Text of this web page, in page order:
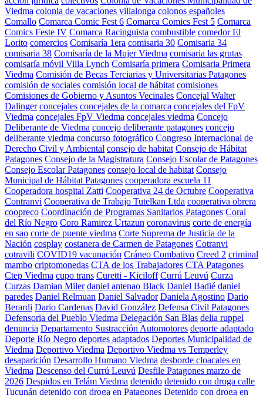
Viedma colonia de vacaciones villalonga colonos españoles
Comallo Comarca Comic Fest 6 Comarca Comics Fest 5 Comarca
Comics Feste IV Comarca Racinguista combustible comedor El
Lorito comercios Comisaría 1era comisaria 30 Comisaria 34
comisaria 38 Comisaría de la Mujer Viedma comisaria las grutas
comisaría móvil Villa Lynch Comisaría primera Comisaria Primera
Viedma Comisión de Becas Terciarias y Universitarias Patagones
comisión de sociales comisión local de hábitat comisiones
Comisiones de Gobierno y Asuntos Vecinales Concejal Walter
Dalinger concejales concejales de la comarca concejales del FpV
Viedma concejales FpV Viedma concejales viedma Concejo
Deliberante de Viedma concejo deliberante patagones concejo
deliberante viedma concurso fotográfico Congreso Internacional de
Derecho Civil y Ambiental consejo de habitat Consejo de Hábitat
Patagones Consejo de la Magistratura Consejo Escolar de Patagones
Consejo Escolar Patagones consejo local de habitat Consejo
Municipal de Hábitat Patagones cooperadora escuela 11
Cooperadora hospital Zatti Cooperativa 24 de Octubre Cooperativa
Contranvi Cooperativa de Trabajo Tutelkan Ltda cooperativa obrera
coopreco Coordinación de Programas Sanitarios Patagones Coral
del Río Negro Coro Ramirez Urtazun coronavirus corte de energía
en sao corte de puente viedma Corte Suprema de Justicia de la
Nación cosplay costanera de Carmen de Patagones Cotranvi
cotravili COVID19 vacunación Cráneo Combativo Creed 2 criminal
mambo criptomonedas CTA de los Trabajadores CTA Patagones
Ctep Viedma cupo trans Curetti - Kiciloff Currú Leuvú Curza
Curzas Damian Miler daniel antenao Black Daniel Badié daniel
paredes Daniel Relmuan Daniel Salvador Daniela Agostino Dario
Berardi Dario Cardenas David González Defensa Civil Patagones
Defensoria del Pueblo Viedma Delegación San Blas delia ruppel
denuncia Departamento Sustracción Automotores deporte adaptado
Deporte Río Negro deportes adaptados Deportes Municipalidad de
Viedma Deportivo Viedma Deportivo Viedma vs Temperley
desaparición Desarrollo Humano Viedma desborde cloacales en
Viedma Descenso del Currú Leuvú Desfile Patagones marzo de
2026 Despidos en Telám Viedma detenido detenido con droga calle
Tucunán detenido con droga en Patagones Detenido con droga en